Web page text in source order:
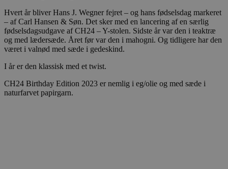
Hvert år bliver Hans J. Wegner fejret – og hans fødselsdag markeret
– af Carl Hansen & Søn. Det sker med en lancering af en særlig
fødselsdagsudgave af CH24 – Y-stolen. Sidste år var den i teaktræ
og med lædersæde. Året før var den i mahogni. Og tidligere har den
været i valnød med sæde i gedeskind.
I år er den klassisk med et twist.
CH24 Birthday Edition 2023 er nemlig i eg/olie og med sæde i
naturfarvet papirgarn.